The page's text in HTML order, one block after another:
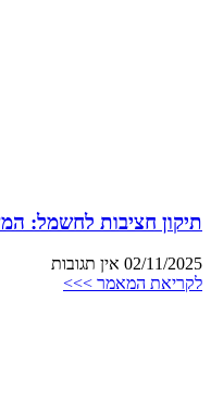
תיקון חציבות לחשמל:
02/11/2025 אין תגובות
לקריאת המאמר >>>